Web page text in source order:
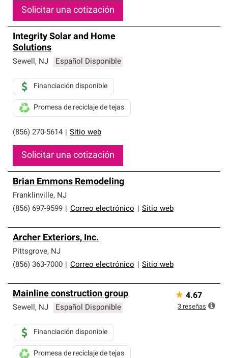
Solicitar una cotización
Integrity Solar and Home
Solutions
Sewell, NJ Español Disponible
(856) 270-5614 Sitio web
Financiación disponible
Promesa de reciclaje de tejas
Solicitar una cotización
Brian Emmons Remodeling
Franklinville, NJ
(856) 697-9599
Correo electrónico Sitio web
Archer Exteriors, Inc.
Pittsgrove, NJ
(856) 363-7000
Correo electrónico Sitio web
Mainline construction group
Sewell, NJ Español Disponible
Financiación disponible
Promesa de reciclaje de tejas
★ 4.67
3 reseñas